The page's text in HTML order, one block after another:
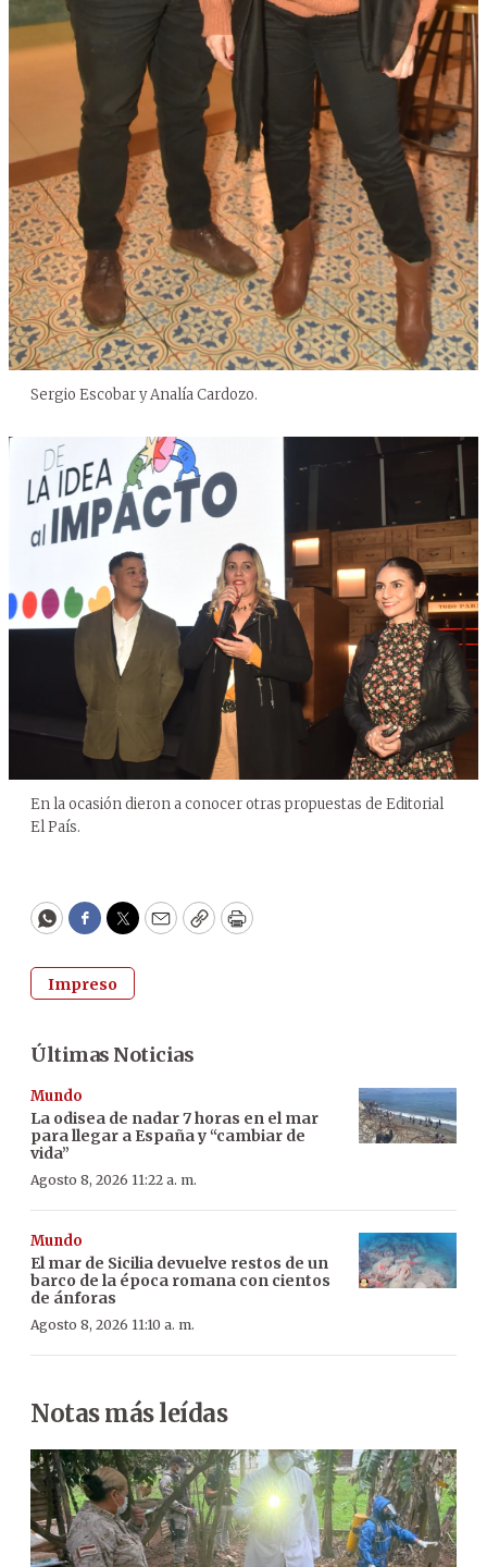
Sergio Escobar y Analía Cardozo.
En la ocasión dieron a conocer otras propuestas de Editorial
El País.
WhatsApp
Facebook
Twitter
EmailCopyPrint
Impreso
Últimas Noticias
Mundo
La odisea de nadar 7 horas en el mar
para llegar a España y “cambiar de
vida”
Agosto 8, 2026 11:22 a. m.
Mundo
El mar de Sicilia devuelve restos de un
barco de la época romana con cientos
de ánforas
Agosto 8, 2026 11:10 a. m.
Notas más leídas